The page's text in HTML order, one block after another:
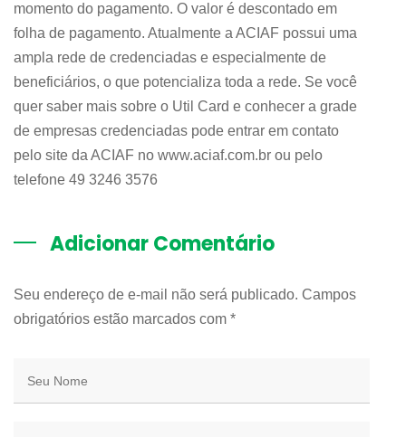
momento do pagamento. O valor é descontado em
folha de pagamento. Atualmente a ACIAF possui uma
ampla rede de credenciadas e especialmente de
beneficiários, o que potencializa toda a rede. Se você
quer saber mais sobre o Util Card e conhecer a grade
de empresas credenciadas pode entrar em contato
pelo site da ACIAF no www.aciaf.com.br ou pelo
telefone 49 3246 3576
Adicionar Comentário
Seu endereço de e-mail não será publicado. Campos
obrigatórios estão marcados com *